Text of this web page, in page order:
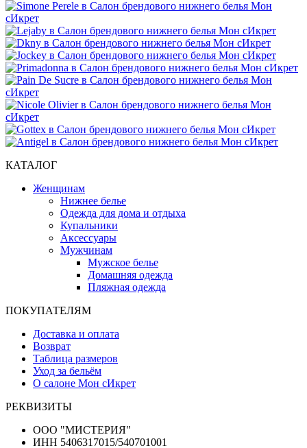
КАТАЛОГ
Женщинам
Нижнее белье
Одежда для дома и отдыха
Купальники
Аксессуары
Мужчинам
Мужское белье
Домашняя одежда
Пляжная одежда
ПОКУПАТЕЛЯМ
Доставка и оплата
Возврат
Таблица размеров
Уход за бельём
О салоне Мон сИкрет
РЕКВИЗИТЫ
ООО "МИСТЕРИЯ"
ИНН 5406317015/540701001